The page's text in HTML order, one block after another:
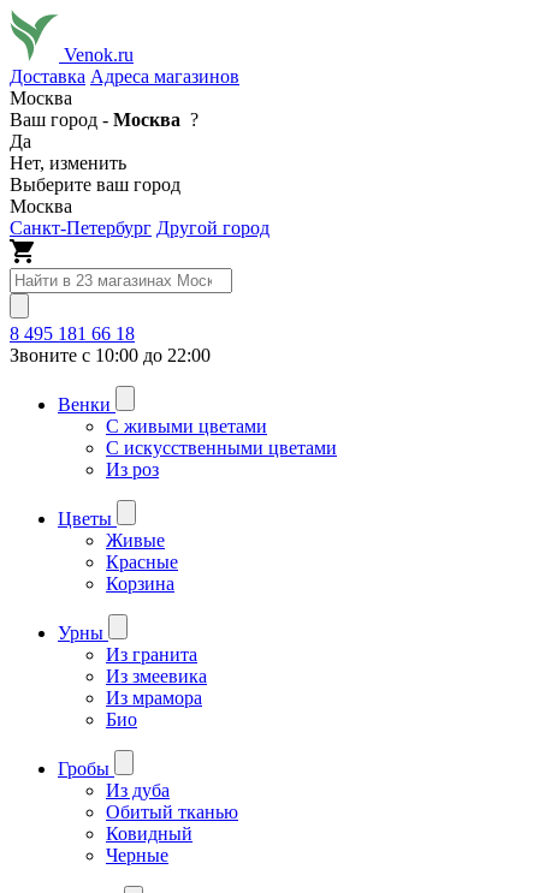
Venok.ru
Доставка Адреса магазинов
Москва
Ваш город - Москва ?
Да
Нет, изменить
Выберите ваш город
Москва
Санкт-Петербург Другой город
8 495 181 66 18
Звоните с 10:00 до 22:00
Венки
С живыми цветами
С искусственными цветами
Из роз
Цветы
Живые
Красные
Корзина
Урны
Из гранита
Из змеевика
Из мрамора
Био
Гробы
Из дуба
Обитый тканью
Ковидный
Черные